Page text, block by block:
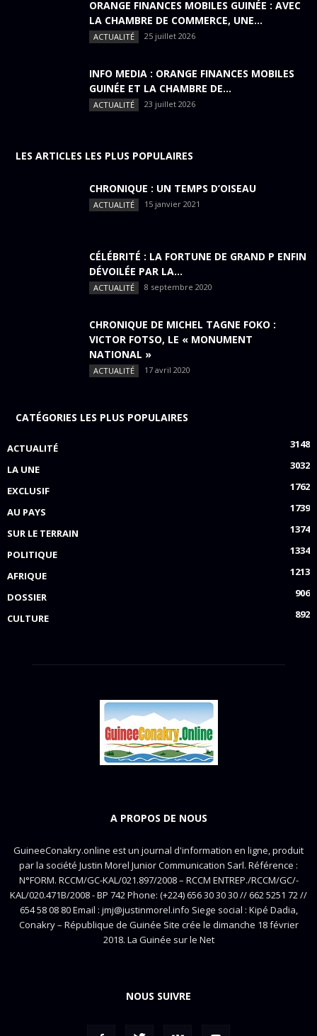
ORANGE FINANCES MOBILES GUINÉE : AVEC
LA CHAMBRE DE COMMERCE, UNE...
ACTUALITÉ 25 juillet 2026
INFO MEDIA : ORANGE FINANCES MOBILES
GUINÉE ET LA CHAMBRE DE...
ACTUALITÉ 23 juillet 2026
LES ARTICLES LES PLUS POPULAIRES
CHRONIQUE : UN TEMPS D’OISEAU
ACTUALITÉ 15 janvier 2021
CÉLÉBRITÉ : LA FORTUNE DE GRAND P ENFIN
DÉVOILÉE PAR LA...
ACTUALITÉ 8 septembre 2020
CHRONIQUE DE MICHEL TAGNE FOKO :
VICTOR FOTSO, LE « MONUMENT
NATIONAL »
ACTUALITÉ 17 avril 2020
CATÉGORIES LES PLUS POPULAIRES
ACTUALITÉ
3148
LA UNE
3032
EXCLUSIF
1762
AU PAYS
1739
SUR LE TERRAIN
1374
POLITIQUE
1334
AFRIQUE
1213
DOSSIER
906
CULTURE
892
A PROPOS DE NOUS
GuineeConakry.online est un journal d'information en ligne, produit
par la société Justin Morel Junior Communication Sarl. Référence :
N°FORM. RCCM/GC-KAL/021.897/2008 – RCCM ENTREP./RCCM/GC/-
KAL/020.471B/2008 - BP 742 Phone: (+224) 656 30 30 30 // 662 5251 72 //
654 58 08 80 Email : jmj@justinmorel.info Siege social : Kipé Dadia,
Conakry – République de Guinée Site crée le dimanche 18 février
2018. La Guinée sur le Net
NOUS SUIVRE